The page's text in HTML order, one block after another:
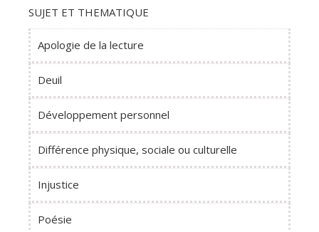
SUJET ET THEMATIQUE
Apologie de la lecture
Deuil
Développement personnel
Différence physique, sociale ou culturelle
Injustice
Poésie